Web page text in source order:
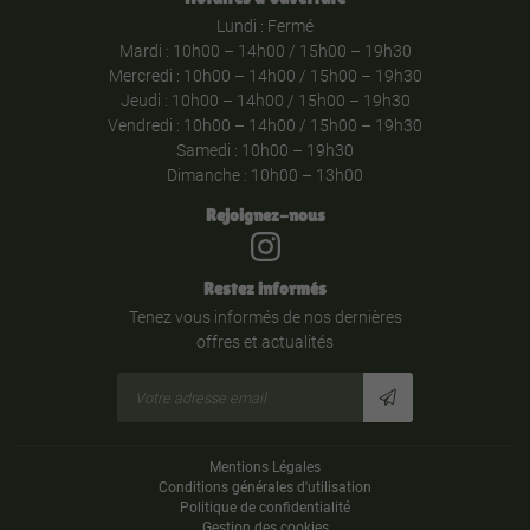
Lundi : Fermé
Mardi : 10h00 – 14h00 / 15h00 – 19h30
Mercredi : 10h00 – 14h00 / 15h00 – 19h30
Jeudi : 10h00 – 14h00 / 15h00 – 19h30
Vendredi : 10h00 – 14h00 / 15h00 – 19h30
Samedi : 10h00 – 19h30
Dimanche : 10h00 – 13h00
Rejoignez-nous
Restez informés
Tenez vous informés de nos dernières
offres et actualités
Mentions Légales
Conditions générales d'utilisation
Politique de confidentialité